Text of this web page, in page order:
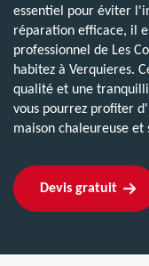
essentiel pour éviter
réparation efficace, il
professionnel de Les
habitez à Verquieres.
qualité et une
vous pourrez profiter
maison chaleureuse
Devis gratuit